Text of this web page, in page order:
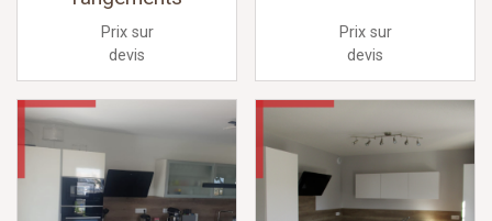
Prix sur
devis
Prix sur
devis